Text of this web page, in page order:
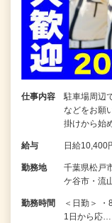
仕事内容
駐車場周辺
などをお願
掛けから始
給与 日給10,400
勤務地
千葉県松戸
ケ谷市・流
勤務時間
＜日勤＞
1日から応…